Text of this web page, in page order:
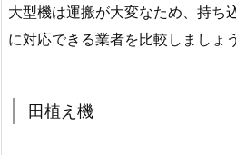
大型機は運搬が大変なため、持ち
に対応できる業者を比較しましょう
田植え機